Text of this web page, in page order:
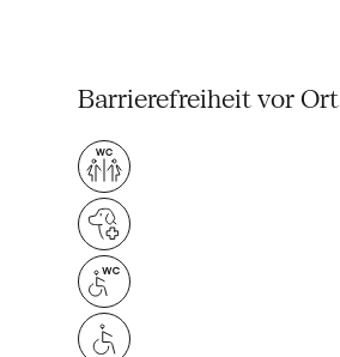
Barrierefreiheit vor Ort